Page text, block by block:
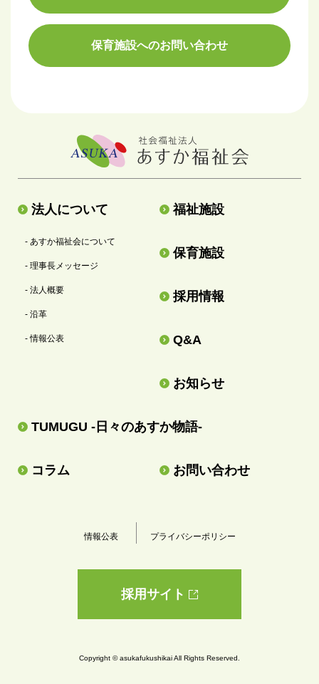
保育施設へのお問い合わせ
法人について
- あすか福祉会について
- 理事長メッセージ
- 法人概要
- 沿革
- 情報公表
福祉施設
保育施設
採用情報
Q&A
お知らせ
TUMUGU -日々のあすか物語-
コラム お問い合わせ
情報公表 プライバシーポリシー
採用サイト
Copyright © asukafukushikai All Rights Reserved.